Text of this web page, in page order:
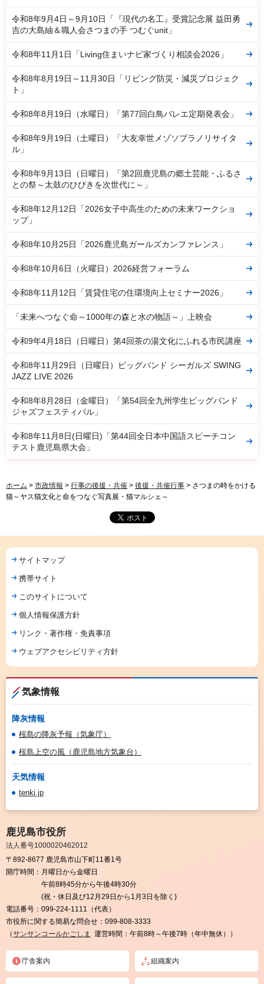
令和8年9月4日～9月10日「『現代の名工』受賞記念展 益田勇
吉の大島紬＆職人会さつまの手 つむぐunit」
令和8年11月1日「Living住まいナビ家づくり相談会2026」
令和8年8月19日～11月30日「リビング防災・減災プロジェク
ト」
令和8年8月19日（水曜日）「第77回白鳥バレエ定期発表会」
令和8年9月19日（土曜日）「大友幸世メゾソプラノリサイタ
ル」
令和8年9月13日（日曜日）「第2回鹿児島の郷土芸能・ふるさ
との祭～太鼓のひびきを次世代に～」
令和8年12月12日「2026女子中高生のための未来ワークショ
ップ」
令和8年10月25日「2026鹿児島ガールズカンファレンス」
令和8年10月6日（火曜日）2026経営フォーラム
令和8年11月12日「賃貸住宅の住環境向上セミナー2026」
「未来へつなぐ命～1000年の森と水の物語～」上映会
令和9年4月18日（日曜日）第4回茶の湯文化にふれる市民講座
令和8年11月29日（日曜日）ビッグバンド シーガルズ SWING
JAZZ LIVE 2026
令和8年8月28日（金曜日）「第54回全九州学生ビッグバンド
ジャズフェスティバル」
令和8年11月8日(日曜日)「第44回全日本中国語スピーチコン
テスト鹿児島県大会」
ホーム > 市政情報 > 行事の後援・共催 > 後援・共催行事 > さつまの時をかける
猫～ヤス猫文化と命をつなぐ写真展・猫マルシェ～
サイトマップ
携帯サイト
このサイトについて
個人情報保護方針
リンク・著作権・免責事項
ウェブアクセシビリティ方針
気象情報
降灰情報
桜島の降灰予報（気象庁）
桜島上空の風（鹿児島地方気象台）
天気情報
tenki.jp
鹿児島市役所
法人番号1000020462012
〒892-8677 鹿児島市山下町11番1号
開庁時間： 月曜日から金曜日
午前8時45分から午後4時30分
(祝・休日及び12月29日から1月3日を除く)
電話番号： 099-224-1111（代表）
市役所に関する簡易な問合せ： 099-808-3333
（サンサンコールかごしま 運営時間：午前8時～午後7時（年中無休））
庁舎案内 組織案内